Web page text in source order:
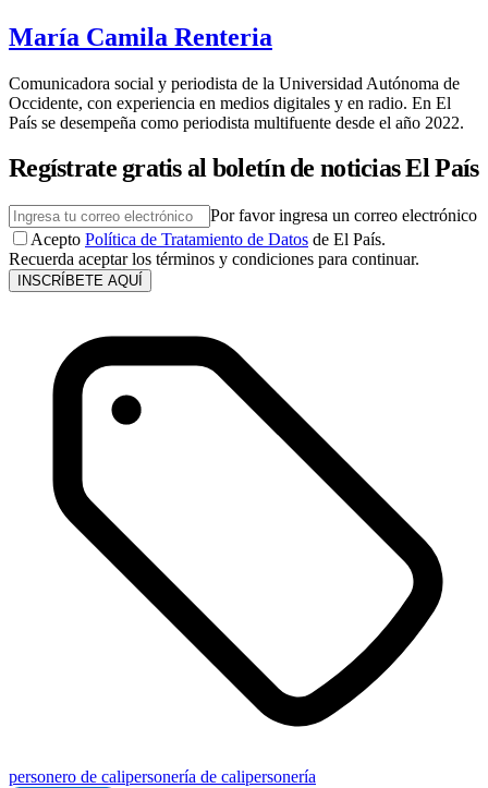
María Camila Renteria
Comunicadora social y periodista de la Universidad Autónoma de
Occidente, con experiencia en medios digitales y en radio. En El
País se desempeña como periodista multifuente desde el año 2022.
Regístrate gratis al boletín de noticias El País
Por favor ingresa un correo electrónico
Acepto Política de Tratamiento de Datos de El País.
Recuerda aceptar los términos y condiciones para continuar.
INSCRÍBETE AQUÍ
personero de calipersonería de calipersonería